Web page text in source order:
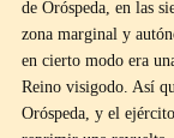
de Oróspeda, en las
zona marginal y
en cierto modo era
Reino visigodo. Así
Oróspeda, y el